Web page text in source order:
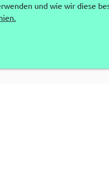
und wie wir diese